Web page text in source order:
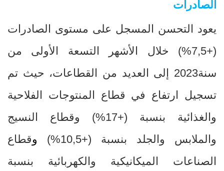
الصادرات
يعود التحسن المسجل على مستوى الصادرات
(+7,5
%) خلال الأشهر التسعة الأولى من
سنة2023 إلى العديد من القطاعات، حيث تم
تسجيل ارتفاع في قطاع المنتوجات الفلاحية
والغذائية بنسبة +)
17
%) وقطاع النسيج
والملابس والجلد بنسبة (+10,5
%
) وقطاع
الصناعات الميكانيكية والكهربائية بنسبة